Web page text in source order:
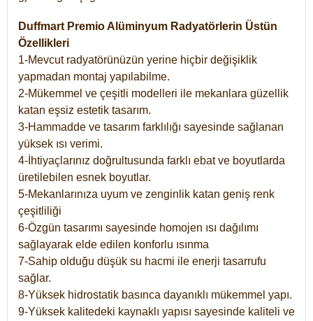
Duffmart Premio Alüminyum Radyatörlerin Üstün
Özellikleri
1-Mevcut radyatörünüzün yerine hiçbir değişiklik
yapmadan montaj yapılabilme.
2-Mükemmel ve çeşitli modelleri ile mekanlara güzellik
katan eşsiz estetik tasarım.
3-Hammadde ve tasarım farklılığı sayesinde sağlanan
yüksek ısı verimi.
4-İhtiyaçlarınız doğrultusunda farklı ebat ve boyutlarda
üretilebilen esnek boyutlar.
5-Mekanlarınıza uyum ve zenginlik katan geniş renk
çeşitliliği
6-Özgün tasarımı sayesinde homojen ısı dağılımı
sağlayarak elde edilen konforlu ısınma
7-Sahip olduğu düşük su hacmi ile enerji tasarrufu
sağlar.
8-Yüksek hidrostatik basınca dayanıklı mükemmel yapı.
9-Yüksek kalitedeki kaynaklı yapısı sayesinde kaliteli ve